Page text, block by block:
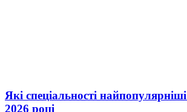
Які спеціальності
2026 році